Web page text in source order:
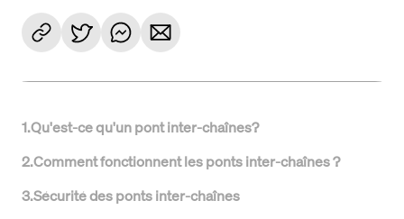
1.Qu'est-ce qu'un pont inter-chaînes?
2.Comment fonctionnent les ponts inter-chaînes ?
3.Sécurité des ponts inter-chaînes